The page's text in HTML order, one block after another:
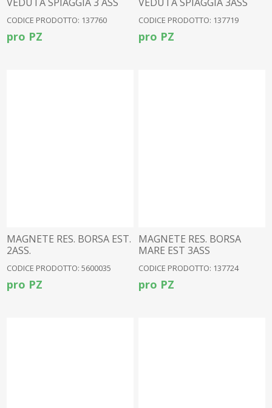
CODICE PRODOTTO: 137760
pro PZ
CODICE PRODOTTO: 137719
pro PZ
MAGNETE RES. BORSA EST.
2ASS.
CODICE PRODOTTO: 5600035
pro PZ
MAGNETE RES. BORSA
MARE EST 3ASS
CODICE PRODOTTO: 137724
pro PZ